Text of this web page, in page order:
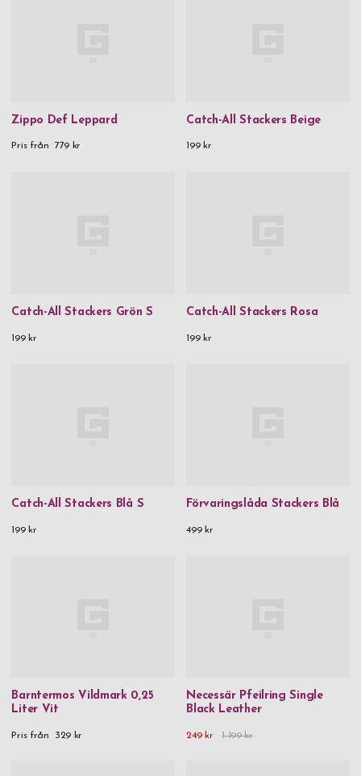
Zippo Def Leppard
Pris från 779 kr
Catch-All Stackers Beige
199 kr
Catch-All Stackers Grön S
199 kr
Catch-All Stackers Rosa
199 kr
Catch-All Stackers Blå S
199 kr
Förvaringslåda Stackers Blå
499 kr
Barntermos Vildmark 0,25
Liter Vit
Pris från 329 kr
Necessär Pfeilring Single
Black Leather
249 kr 1 199 kr